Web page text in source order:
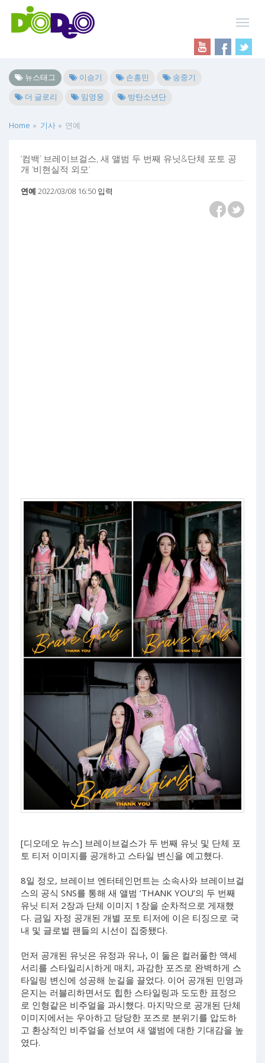
뉴스태그 이승기 손흥민
송중기
더 글로리
임영웅 방탄소년단
Home 기사 연예
‘컴백’ 브레이브걸스, 새 앨범 두 번째 유닛&단체 포토 공
개 ‘비현실적 외모’
연예 2022/03/08 16:50 입력
[디오데오 뉴스] 브레이브걸스가 두 번째 유닛 및 단체 포
토 티저 이미지를 공개하고 스타일 변신을 예고했다.
8일 정오, 브레이브 엔터테인먼트는 소속사와 브레이브걸
스의 공식 SNS를 통해 새 앨범 ‘THANK YOU’의 두 번째
유닛 티저 2장과 단체 이미지 1장을 순차적으로 게재했
다. 금일 자정 공개된 개별 포토 티저에 이은 티징으로 국
내 및 글로벌 팬들의 시선이 집중됐다.
먼저 공개된 유닛은 유정과 유나, 이 둘은 컬러풀한 액세
서리를 스타일리시하게 매치, 과감한 포즈로 완벽하게 스
타일링 변신에 성공해 눈길을 끌었다. 이어 공개된 민영과
은지는 러블리하면서도 힙한 스타일링과 도도한 표정으
로 인형같은 비주얼을 과시했다. 마지막으로 공개된 단체
이미지에서는 우아하고 당당한 포즈로 분위기를 압도하
고 환상적인 비주얼을 선보여 새 앨범에 대한 기대감을 높
였다.